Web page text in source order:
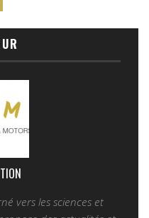
vers les sciences et